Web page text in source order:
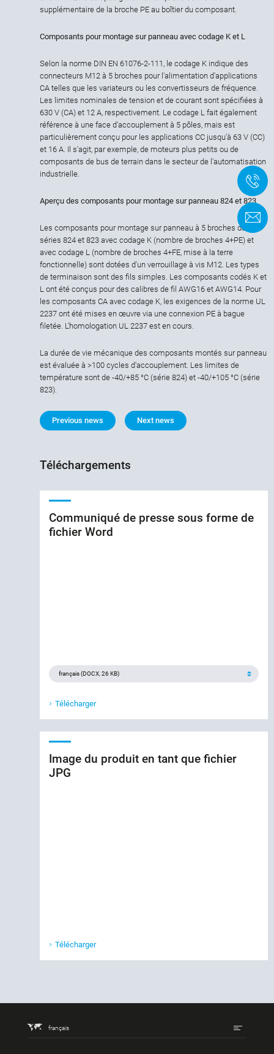
supplémentaire de la broche PE au boîtier du composant.
Composants pour montage sur panneau avec codage K et L
Selon la norme DIN EN 61076-2-111, le codage K indique des
connecteurs M12 à 5 broches pour l'alimentation d'applications
CA telles que les variateurs ou les convertisseurs de fréquence.
Les limites nominales de tension et de courant sont spécifiées à
630 V (CA) et 12 A, respectivement. Le codage L fait également
référence à une face d'accouplement à 5 pôles, mais est
particulièrement conçu pour les applications CC jusqu'à 63 V (CC)
et 16 A. Il s'agit, par exemple, de moteurs plus petits ou de
composants de bus de terrain dans le secteur de l'automatisation
industrielle.
Aperçu des composants pour montage sur panneau 824 et 823
Les composants pour montage sur panneau à 5 broches des
séries 824 et 823 avec codage K (nombre de broches 4+PE) et
avec codage L (nombre de broches 4+FE, mise à la terre
fonctionnelle) sont dotées d'un verrouillage à vis M12. Les types
de terminaison sont des fils simples. Les composants codés K et
L ont été conçus pour des calibres de fil AWG16 et AWG14. Pour
les composants CA avec codage K, les exigences de la norme UL
2237 ont été mises en œuvre via une connexion PE à bague
filetée. L'homologation UL 2237 est en cours.
La durée de vie mécanique des composants montés sur panneau
est évaluée à >100 cycles d'accouplement. Les limites de
température sont de -40/+85 °C (série 824) et -40/+105 °C (série
823).
Previous news Next news
Téléchargements
Communiqué de presse sous forme de
fichier Word
Télécharger
Image du produit en tant que fichier
JPG
Télécharger
français